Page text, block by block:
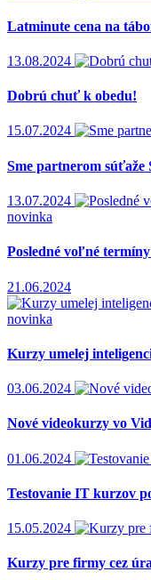
Latminute cena na
13.08.2024
Dobrú chuť k obedu!
15.07.2024
Sme partnerom súťaže
13.07.2024
novinka
Posledné voľné
21.06.2024
novinka
Kurzy umelej
03.06.2024
Nové videokurzy vo
01.06.2024
Testovanie IT kurzov
15.05.2024
Kurzy pre firmy cez